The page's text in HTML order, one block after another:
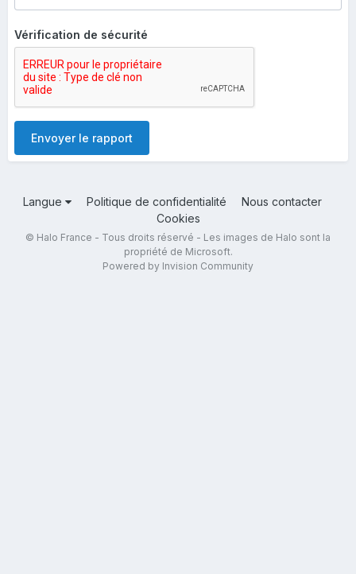
Vérification de sécurité
Envoyer le rapport
Langue Politique de confidentialité
Nous contacter
Cookies
© Halo France - Tous droits réservé - Les images de Halo sont la
propriété de Microsoft.
Powered by Invision Community